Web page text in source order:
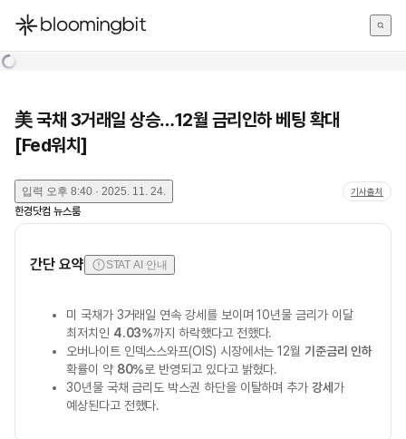
한국어
美 국채 3거래일 상승…12월 금리인하 베팅 확대
[Fed워치]
입력 오후 8:40 · 2025. 11. 24. 기사출처
한경닷컴 뉴스룸
간단 요약 STAT AI 안내
미 국채가 3거래일 연속 강세를 보이며 10년물 금리가 이달
최저치인 4.03%까지 하락했다고 전했다.
오버나이트 인덱스스와프(OIS) 시장에서는 12월기준금리 인하
확률이 약 80%로 반영되고 있다고 밝혔다.
30년물 국채 금리도 박스권 하단을 이탈하며 추가강세 가
예상된다고 전했다.